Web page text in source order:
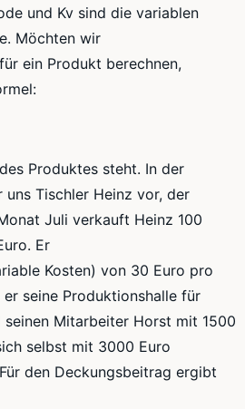
und Kv sind die variablen
Möchten wir
ein Produkt berechnen,
Produktes steht. In der
Tischler Heinz vor, der
Juli verkauft Heinz 100
Er
Kosten) von 30 Euro pro
er seine Produktionshalle für
Mitarbeiter Horst mit 1500
selbst mit 3000 Euro
den Deckungsbeitrag ergibt